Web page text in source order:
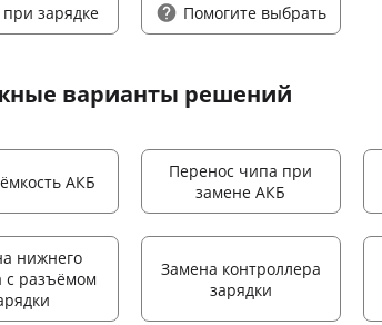
при зарядке Помогите выбрать
варианты решений
АКБ
Перенос чипа при
замене АКБ
нижнего
разъёмом
Замена контроллера
зарядки